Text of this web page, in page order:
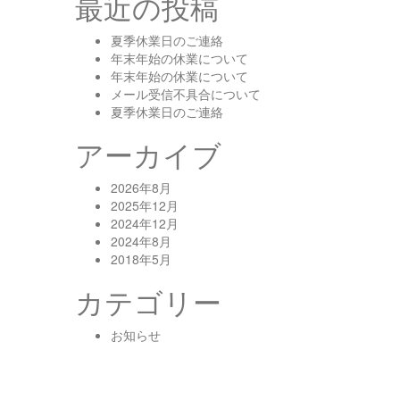
夏季休業日のご連絡
年末年始の休業について
年末年始の休業について
メール受信不具合について
夏季休業日のご連絡
アーカイブ
2026年8月
2025年12月
2024年12月
2024年8月
2018年5月
カテゴリー
お知らせ